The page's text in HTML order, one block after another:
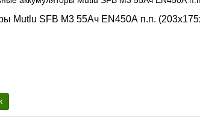
Mutlu SFB M3 55Ач EN450А п.п.